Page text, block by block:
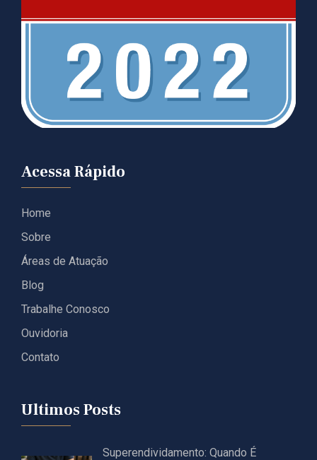
Acessa Rápido
Home
Sobre
Áreas de Atuação
Blog
Trabalhe Conosco
Ouvidoria
Contato
Ultimos Posts
Superendividamento: Quando É